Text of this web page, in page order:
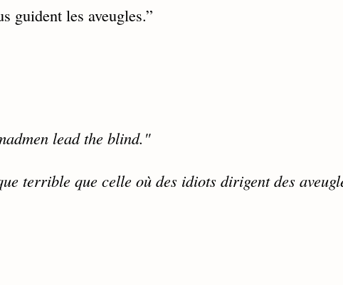
guident les aveugles.”
lead the blind."
terrible que celle où des idiots dirigent des